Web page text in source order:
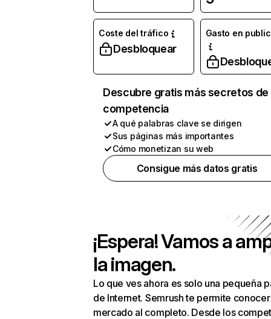
Coste del tráfico
Desbloquear
Gasto en
Descubre gratis más secretos de
competencia
A qué palabras clave se dirigen
Sus páginas más importantes
Cómo monetizan su web
Consigue más datos gratis
¡Espera! Vamos a
la imagen.
Lo que ves ahora es solo una pequeña
de Internet. Semrush te permite
mercado al completo. Desde los